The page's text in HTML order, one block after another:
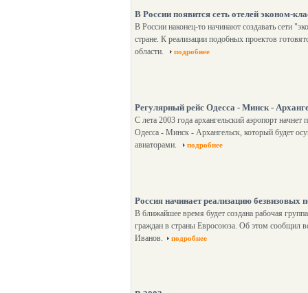
В России появится сеть отелей эконом-
В России наконец-то начинают создавать сети
стране. К реализации подобных проектов
области.
подробнее
Регулярный рейс Одесса - Минск -
C лета 2003 года архангельский аэропорт
Одесса - Минск - Архангельск, который будет
авиаторами.
подробнее
Россия начинает реализацию безвизовых
В ближайшее время будет создана рабочая
граждан в страны Евросоюза. Об этом сообщил
Иванов.
подробнее